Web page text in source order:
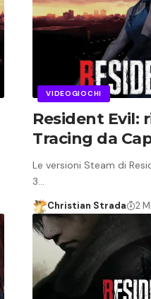
VIDEOGIOCHI
Resident Evil:
Tracing da
Le versioni Steam di
3…
Christian Strada 2